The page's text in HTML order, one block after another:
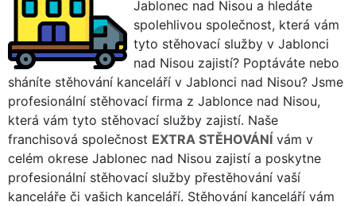
Jablonec nad Nisou a hledáte
spolehlivou společnost, která vám
tyto stěhovací služby v Jablonci
nad Nisou zajistí? Poptáváte nebo
sháníte stěhování kanceláří v Jablonci nad Nisou? Jsme
profesionální stěhovací firma z Jablonce nad Nisou,
která vám tyto stěhovací služby zajistí. Naše
franchisová společnost EXTRA STĚHOVÁNÍ vám v
celém okrese Jablonec nad Nisou zajistí a poskytne
profesionální stěhovací služby přestěhování vaší
kanceláře či vašich kanceláří. Stěhování kanceláří vám